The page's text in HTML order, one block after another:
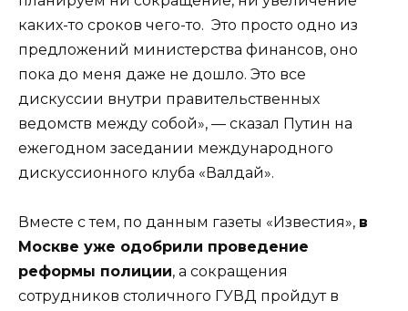
каких-то сроков чего-то. Это просто одно из
предложений министерства финансов, оно
пока до меня даже не дошло. Это все
дискуссии внутри правительственных
ведомств между собой», — сказал Путин на
ежегодном заседании международного
дискуссионного клуба «Валдай».
Вместе с тем, по данным газеты «Известия», в
Москве уже одобрили проведение
реформы полиции, а сокращения
сотрудников столичного ГУВД пройдут в